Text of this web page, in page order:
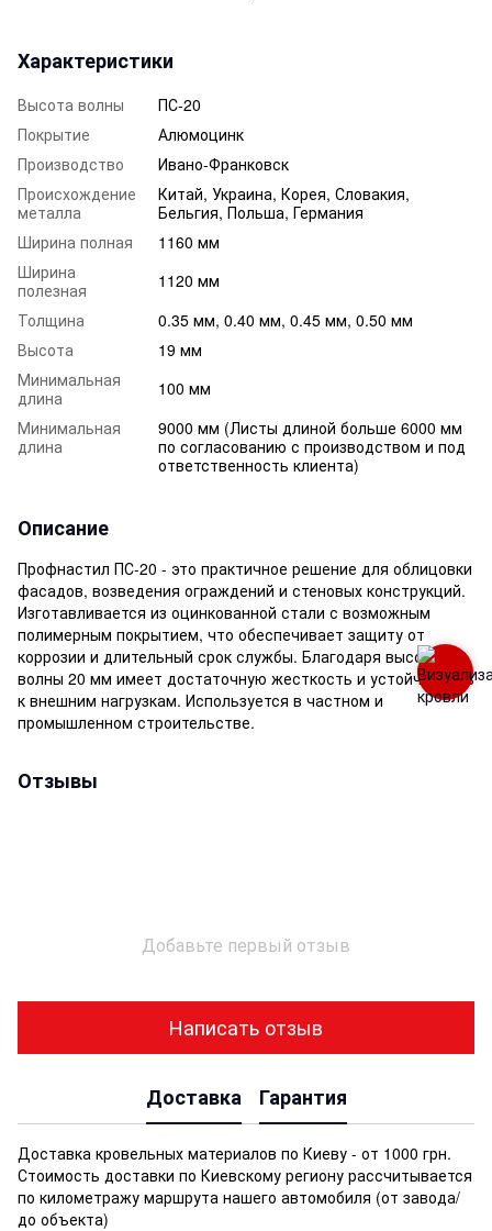
Характеристики
Высота волны
ПС-20
Покрытие
Алюмоцинк
Производство
Ивано-Франковск
Происхождение
металла
Китай, Украина, Корея, Словакия,
Бельгия, Польша, Германия
Ширина полная
1160 мм
Ширина
полезная
1120 мм
Толщина
0.35 мм, 0.40 мм, 0.45 мм, 0.50 мм
Высота
19 мм
Минимальная
длина
100 мм
Минимальная
длина
9000 мм (Листы длиной больше 6000 мм
по согласованию с производством и под
ответственность клиента)
Описание
Профнастил ПС-20 - это практичное решение для облицовки
фасадов, возведения ограждений и стеновых конструкций.
Изготавливается из оцинкованной стали с возможным
полимерным покрытием, что обеспечивает защиту от
коррозии и длительный срок службы. Благодаря высоте
волны 20 мм имеет достаточную жесткость и устойчивость
к внешним нагрузкам. Используется в частном и
промышленном строительстве.
Отзывы
Добавьте первый отзыв
Написать отзыв
Доставка Гарантия
Доставка кровельных материалов по Киеву - от 1000 грн.
Стоимость доставки по Киевскому региону рассчитывается
по километражу маршрута нашего автомобиля (от завода/
до объекта)